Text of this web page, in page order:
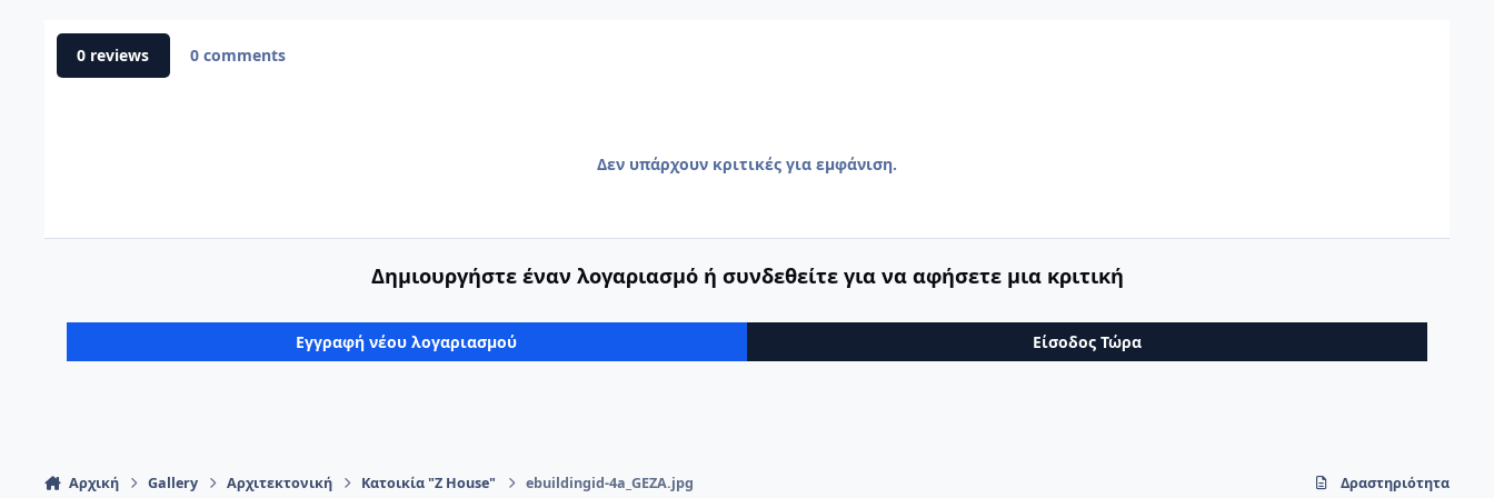
0 reviews 0 comments
Δεν υπάρχουν κριτικές για εμφάνιση.
Δημιουργήστε έναν λογαριασμό ή συνδεθείτε για να αφήσετε μια κριτική
Εγγραφή νέου λογαριασμού Είσοδος Τώρα
Αρχική Gallery Αρχιτεκτονική Κατοικία "Z House" ebuildingid-4a_GEZA.jpg Δραστηριότητα